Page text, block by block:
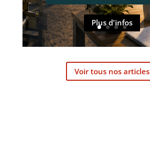
Plus d'infos
plus rarement, un...
Voir tous nos articles